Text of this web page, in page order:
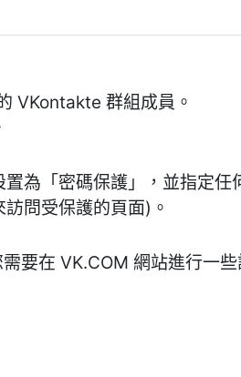
VKontakte 群組成員。
為「密碼保護」，並指定任
問受保護的頁面)。
要在 VK.COM 網站進行一些